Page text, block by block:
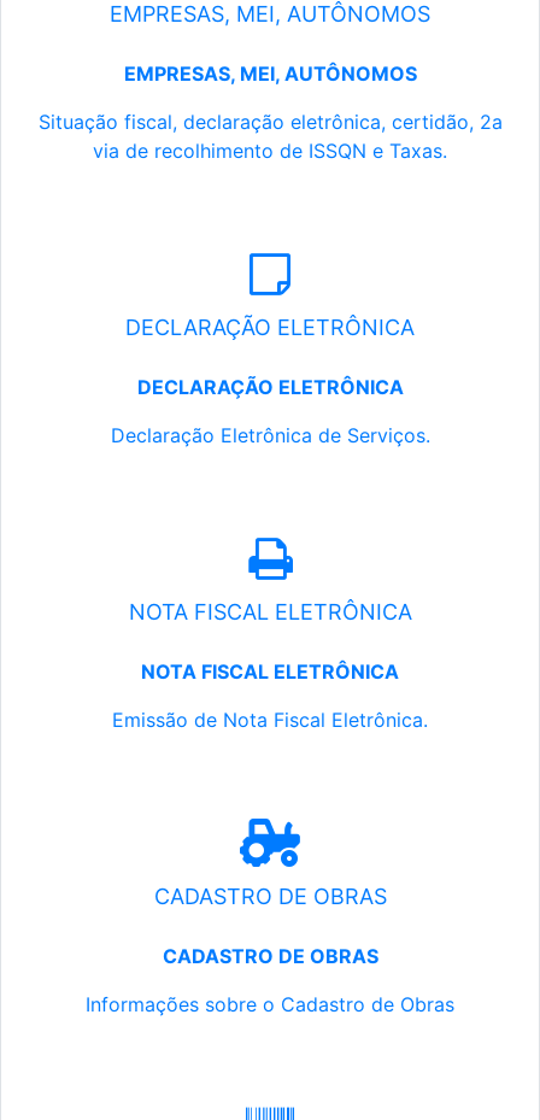
EMPRESAS, MEI, AUTÔNOMOS
EMPRESAS, MEI, AUTÔNOMOS
Situação fiscal, declaração eletrônica, certidão, 2a
via de recolhimento de ISSQN e Taxas.
DECLARAÇÃO ELETRÔNICA
DECLARAÇÃO ELETRÔNICA
Declaração Eletrônica de Serviços.
NOTA FISCAL ELETRÔNICA
NOTA FISCAL ELETRÔNICA
Emissão de Nota Fiscal Eletrônica.
CADASTRO DE OBRAS
CADASTRO DE OBRAS
Informações sobre o Cadastro de Obras